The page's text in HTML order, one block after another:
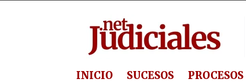
INICIO SUCESOS PROCESOS